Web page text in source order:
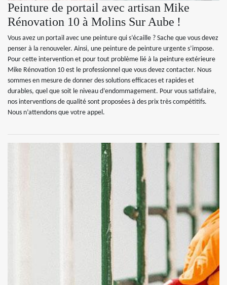
Peinture de portail avec artisan Mike
Rénovation 10 à Molins Sur Aube !
Vous avez un portail avec une peinture qui s’écaille ? Sache que vous devez
penser à la renouveler. Ainsi, une peinture de peinture urgente s’impose.
Pour cette intervention et pour tout problème lié à la peinture extérieure
Mike Rénovation 10 est le professionnel que vous devez contacter. Nous
sommes en mesure de donner des solutions efficaces et rapides et
durables, quel que soit le niveau d’endommagement. Pour vous satisfaire,
nos interventions de qualité sont proposées à des prix très compétitifs.
Nous n’attendons que votre appel.